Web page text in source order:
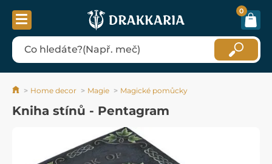
0
Home decor Magie Magické pomůcky
Kniha stínů - Pentagram